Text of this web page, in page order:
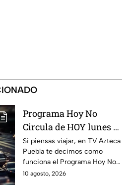
Programa Hoy No
Circula de HOY lunes 10
de agosto de 2026
Si piensas viajar, en TV Azteca
Puebla te decimos como
funciona el Programa Hoy No
Circula HOY lunes 10 de
10 agosto, 2026